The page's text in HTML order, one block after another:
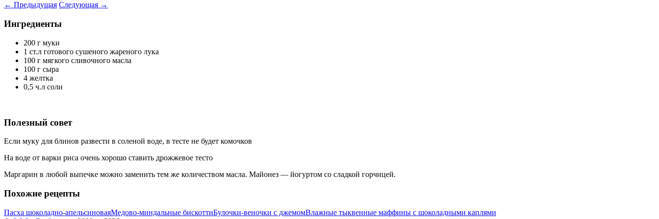
← Предыдущая Следующая →
Ингредиенты
200 г муки
1 ст.л готового сушеного жареного лука
100 г мягкого сливочного масла
100 г сыра
4 желтка
0,5 ч.л соли
Полезный совет
Если муку для блинов развести в соленой воде, в тесте не будет комочков
На воде от варки риса очень хорошо ставить дрожжевое тесто
Маргарин в любой выпечке можно заменить тем же количеством масла. Майонез — йогуртом со сладкой горчицей.
Похожие рецепты
Пасха шоколадно-апельсиноваяМедово-миндальные бискоттиБулочки-веночки с джемомВлажные тыквенные маффины с шоколадными каплями